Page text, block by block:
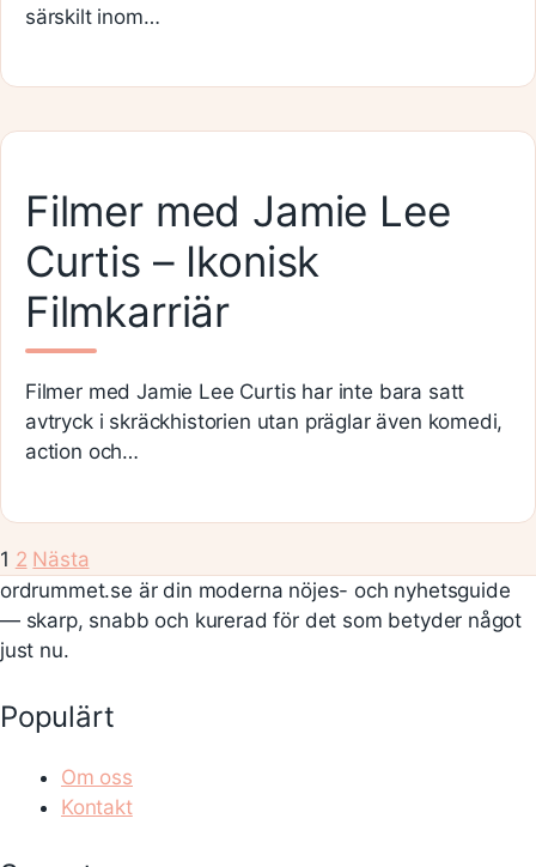
särskilt inom…
Filmer med Jamie Lee
Curtis – Ikonisk
Filmkarriär
Filmer med Jamie Lee Curtis har inte bara satt
avtryck i skräckhistorien utan präglar även komedi,
action och…
1 2 Nästa
ordrummet.se är din moderna nöjes- och nyhetsguide
— skarp, snabb och kurerad för det som betyder något
just nu.
Populärt
Om oss
Kontakt